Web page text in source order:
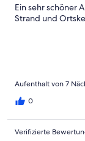
Ein sehr schöner
Strand und
Aufenthalt von 7
0
Verifizierte